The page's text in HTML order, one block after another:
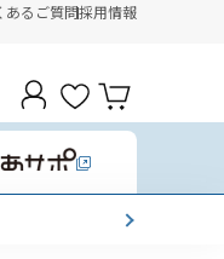
あるご質問採用情報